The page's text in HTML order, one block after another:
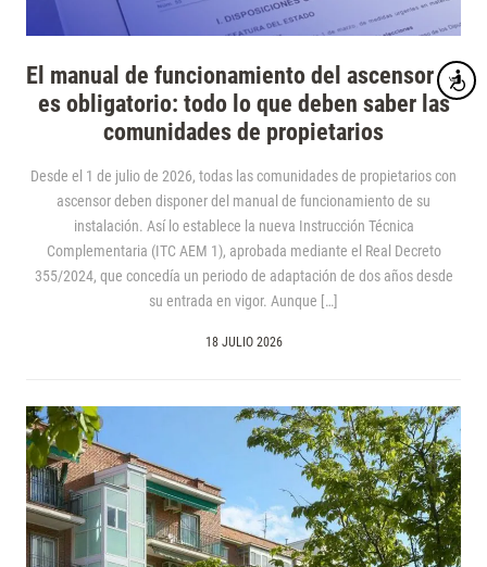
El manual de funcionamiento del ascensor ya
es obligatorio: todo lo que deben saber las
comunidades de propietarios
Desde el 1 de julio de 2026, todas las comunidades de propietarios con
ascensor deben disponer del manual de funcionamiento de su
instalación. Así lo establece la nueva Instrucción Técnica
Complementaria (ITC AEM 1), aprobada mediante el Real Decreto
355/2024, que concedía un periodo de adaptación de dos años desde
su entrada en vigor. Aunque […]
18 JULIO 2026